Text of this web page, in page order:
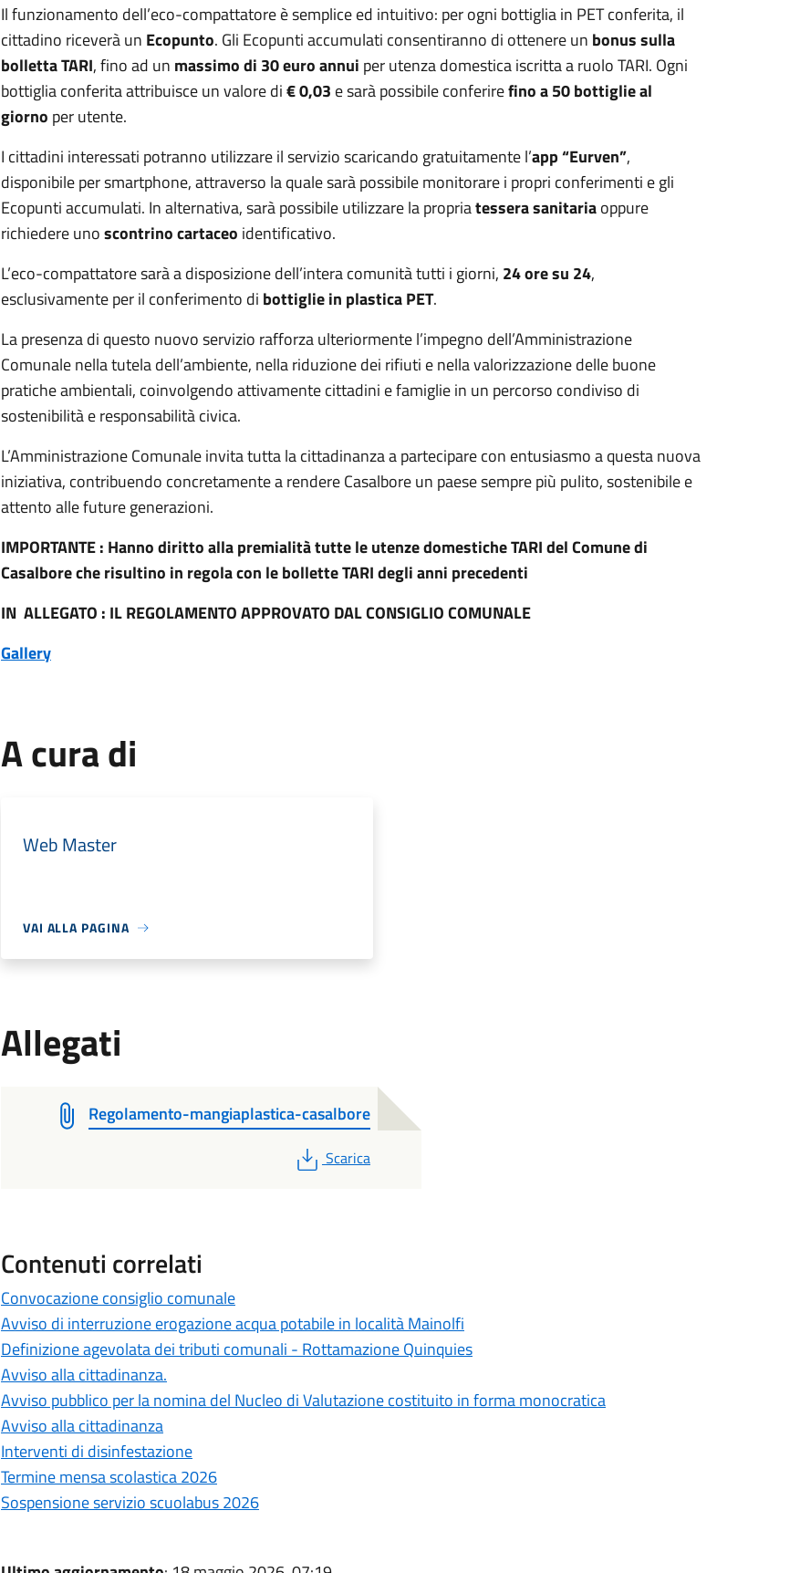
Il funzionamento dell’eco-compattatore è semplice ed intuitivo: per ogni bottiglia in PET conferita, il
cittadino riceverà un Ecopunto. Gli Ecopunti accumulati consentiranno di ottenere un bonus sulla
bolletta TARI, fino ad un massimo di 30 euro annui per utenza domestica iscritta a ruolo TARI. Ogni
bottiglia conferita attribuisce un valore di€ 0,03 e sarà possibile conferirefino a 50 bottiglie al
giorno per utente.
I cittadini interessati potranno utilizzare il servizio scaricando gratuitamente l’app “Eurven”,
disponibile per smartphone, attraverso la quale sarà possibile monitorare i propri conferimenti e gli
Ecopunti accumulati. In alternativa, sarà possibile utilizzare la propriatessera sanitariaoppure
richiedere unoscontrino cartaceo identificativo.
L’eco-compattatore sarà a disposizione dell’intera comunità tutti i giorni, 24 ore su 24,
esclusivamente per il conferimento di bottiglie in plastica PET.
La presenza di questo nuovo servizio rafforza ulteriormente l’impegno dell’Amministrazione
Comunale nella tutela dell’ambiente, nella riduzione dei rifiuti e nella valorizzazione delle buone
pratiche ambientali, coinvolgendo attivamente cittadini e famiglie in un percorso condiviso di
sostenibilità e responsabilità civica.
L’Amministrazione Comunale invita tutta la cittadinanza a partecipare con entusiasmo a questa nuova
iniziativa, contribuendo concretamente a rendere Casalbore un paese sempre più pulito, sostenibile e
attento alle future generazioni.
IMPORTANTE : Hanno diritto alla premialità tutte le utenze domestiche TARI del Comune di
Casalbore che risultino in regola con le bollette TARI degli anni precedenti
IN ALLEGATO : IL REGOLAMENTO APPROVATO DAL CONSIGLIO COMUNALE
Gallery
A cura di
Web Master
VAI ALLA PAGINA
Allegati
Regolamento-mangiaplastica-casalbore
PDF
Scarica
Contenuti correlati
Convocazione consiglio comunale
Avviso di interruzione erogazione acqua potabile in località Mainolfi
Definizione agevolata dei tributi comunali - Rottamazione Quinquies
Avviso alla cittadinanza.
Avviso pubblico per la nomina del Nucleo di Valutazione costituito in forma monocratica
Avviso alla cittadinanza
Interventi di disinfestazione
Termine mensa scolastica 2026
Sospensione servizio scuolabus 2026